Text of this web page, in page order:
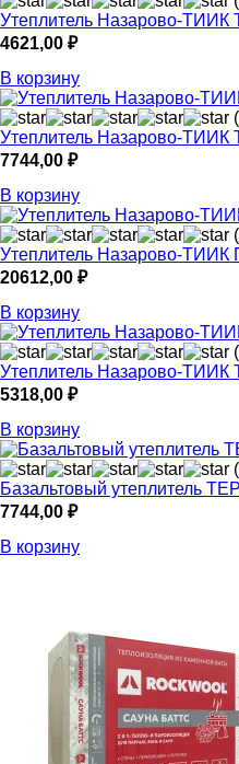
Утеплитель Назарово-ТИИК
4621,00 ₽
В корзину
Утеплитель Назарово-ТИИК
7744,00 ₽
В корзину
Утеплитель Назарово-
20612,00 ₽
В корзину
Утеплитель Назарово-ТИИК
5318,00 ₽
В корзину
Базальтовый утеплитель
7744,00 ₽
В корзину